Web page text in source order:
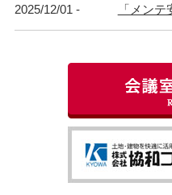
2025/12/01 - 「メン